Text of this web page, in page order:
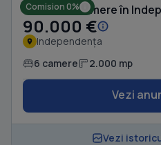
Comision 0%
Casă cu 6 camere în
90.000 €
Independența
6 camere 2.000 mp
Vezi
Vezi